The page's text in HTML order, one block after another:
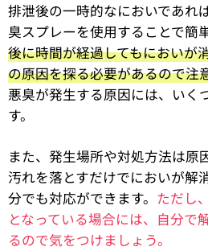
排泄後の一時的なにおいであれ
臭スプレーを使用することで簡
後に時間が経過してもにおいが
の原因を探る必要があるので注
悪臭が発生する原因には、いく
す。
また、発生場所や対処方法は原
汚れを落とすだけでにおいが解
分でも対応ができます。 ただし
となっている場合には、自分で
るので気をつけましょう。